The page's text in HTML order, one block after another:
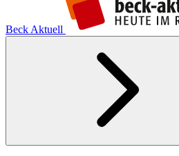
Beck Aktuell